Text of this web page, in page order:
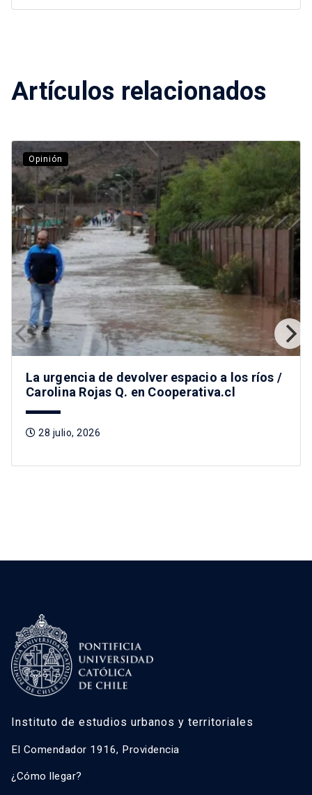
Artículos relacionados
Opinión
La urgencia de devolver espacio a los ríos /
Carolina Rojas Q. en Cooperativa.cl
28 julio, 2026
Instituto de estudios urbanos y territoriales
El Comendador 1916, Providencia
¿Cómo llegar?